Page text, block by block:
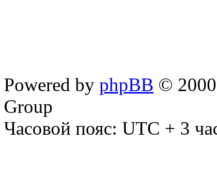
Powered by phpBB ©
Group
Часовой пояс: UTC + 3